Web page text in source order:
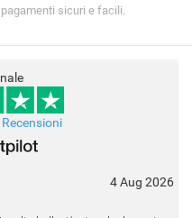
sicuri e facili.
4 Aug 2026